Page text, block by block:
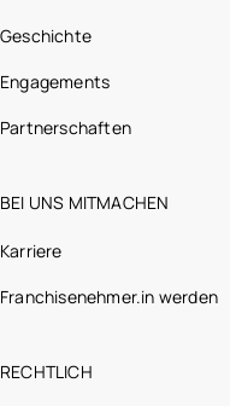
Geschichte
Engagements
Partnerschaften
BEI UNS MITMACHEN
Karriere
Franchisenehmer.in werden
RECHTLICH